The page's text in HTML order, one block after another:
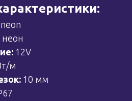
неон
12V
м
10 мм